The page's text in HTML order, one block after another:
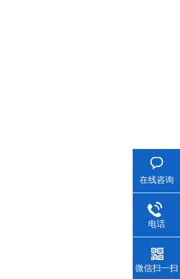
在线咨询
电话
微信扫一扫